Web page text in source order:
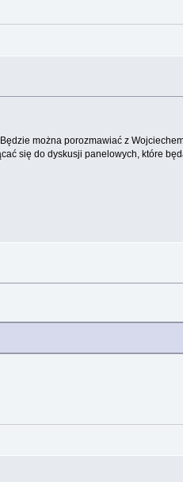
można porozmawiać z
się do dyskusji panelowych, które